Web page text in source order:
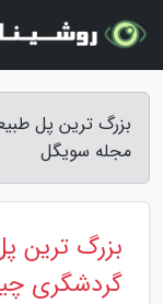
بزرگ ترین پل
مجله سویگل
بزرگ ترین
گردشگری